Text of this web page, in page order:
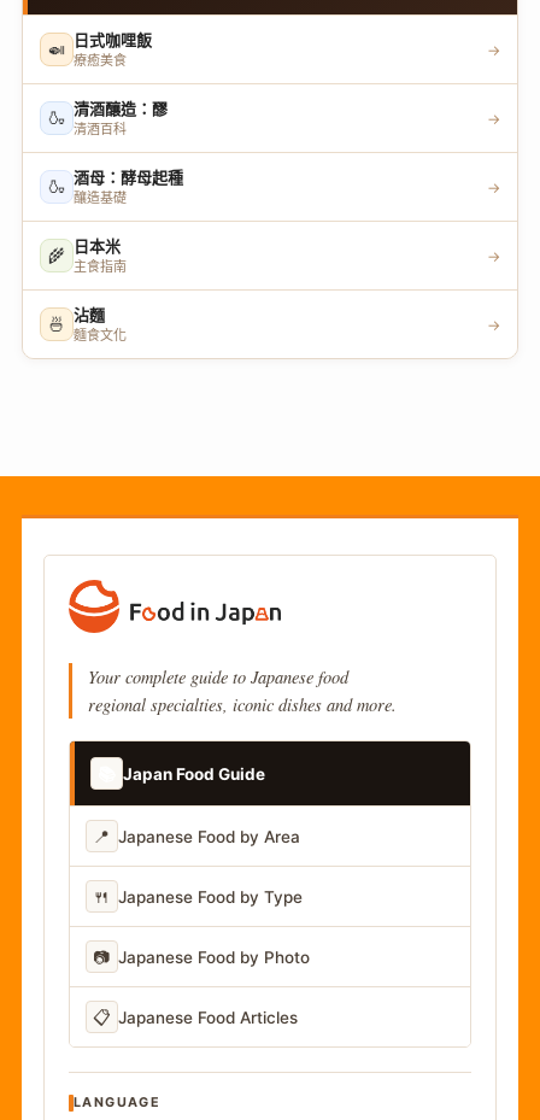
🍛 日式咖哩飯
療癒美食
→
🍶 清酒釀造：醪
清酒百科
→
🍶 酒母：酵母起種
釀造基礎
→
🌾 日本米
主食指南
→
🍜 沾麵
麵食文化
→
Your complete guide to Japanese food
regional specialties, iconic dishes and more.
Japan Food Guide
📍 Japanese Food by Area
🍴 Japanese Food by Type
📷 Japanese Food by Photo
📋 Japanese Food Articles
LANGUAGE